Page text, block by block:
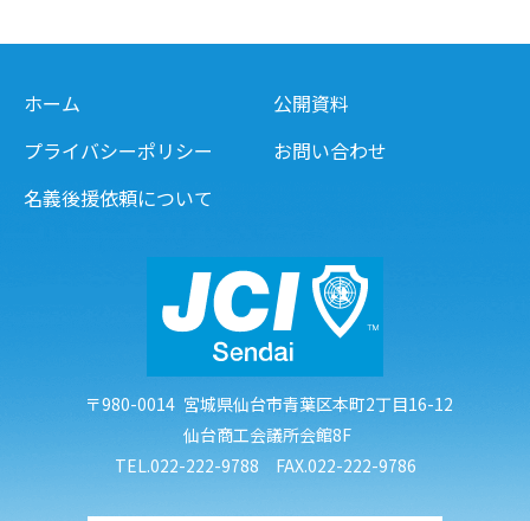
ホーム
プライバシーポリシー
名義後援依頼について
公開資料
お問い合わせ
〒980-0014 宮城県仙台市青葉区本町2丁目16-12
仙台商工会議所会館8F
TEL.022-222-9788 FAX.022-222-9786